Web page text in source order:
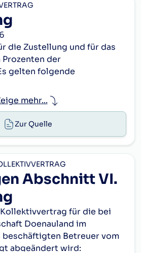
die Zustellung und für das
der
gelten folgende
von Donauland, für
für Zusatzverkäufe von
Globen, Alben und
Buchhüllen, etc.),
Objekte mit einem Wert
soweit nicht im
folgenden
festgelegt sind.
mehr...
Zur Quelle
Abschnitt VI.
für die bei
Doenauland im
Betreuer vom
abgeändert wird: